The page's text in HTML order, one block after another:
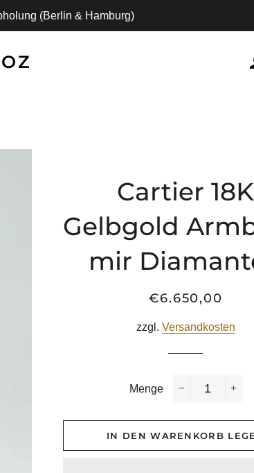
(Berlin & Hamburg)
Cartier 18K
Gelbgold
mir
Normaler
Sonderpreis
€6.650,00
zzgl. Versandkosten
Menge
IN DEN WARENKORB